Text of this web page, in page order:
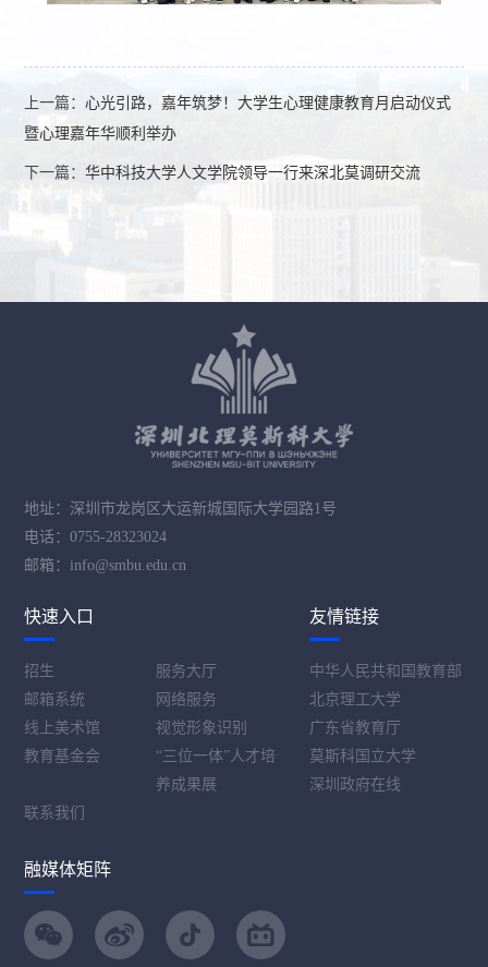
上一篇：心光引路，嘉年筑梦！大学生心理健康教育月启动仪式
暨心理嘉年华顺利举办
下一篇：华中科技大学人文学院领导一行来深北莫调研交流
地址：深圳市龙岗区大运新城国际大学园路1号
电话：0755-28323024
邮箱：info@smbu.edu.cn
快速入口
招生
服务大厅
邮箱系统
网络服务
线上美术馆
视觉形象识别
教育基金会
“三位一体”人才培
养成果展
联系我们
友情链接
中华人民共和国教育部
北京理工大学
广东省教育厅
莫斯科国立大学
深圳政府在线
融媒体矩阵